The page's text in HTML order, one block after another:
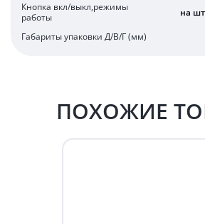
Кнопка вкл/выкл,режимы
работы
на
Габариты упаковки Д/В/Г (мм)
ПОХОЖИЕ